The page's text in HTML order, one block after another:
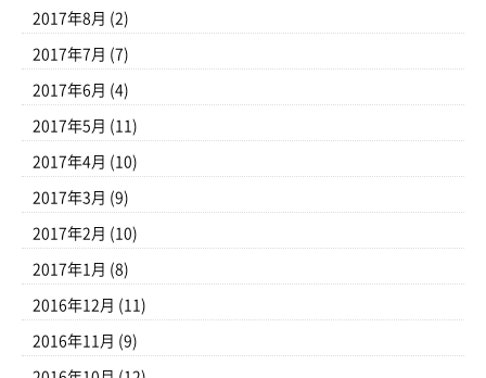
2017年8月 (2)
2017年7月 (7)
2017年6月 (4)
2017年5月 (11)
2017年4月 (10)
2017年3月 (9)
2017年2月 (10)
2017年1月 (8)
2016年12月 (11)
2016年11月 (9)